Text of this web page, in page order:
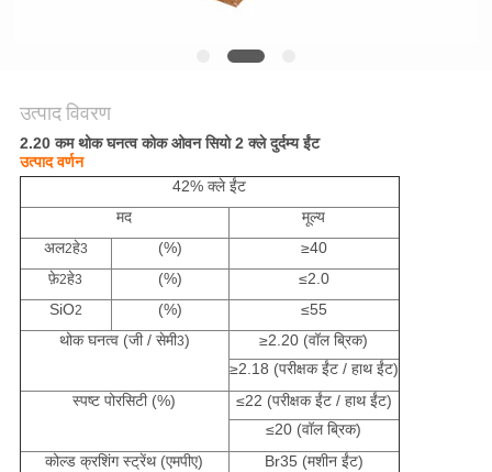
उत्पाद विवरण
2.20 कम थोक घनत्व कोक ओवन सियो 2 क्ले दुर्दम्य ईंट
उत्पाद वर्णन
42% क्ले ईंट
मद
मूल्य
अल2हे3 (%)
≥40
फ़े2हे3 (%)
≤2.0
SiO2 (%)
≤55
थोक घनत्व (जी / सेमी3)
≥2.20 (वॉल ब्रिक)
≥2.18 (परीक्षक ईंट / हाथ ईंट)
स्पष्ट पोरसिटी (%)
≤22 (परीक्षक ईंट / हाथ ईंट)
≤20 (वॉल ब्रिक)
कोल्ड क्रशिंग स्ट्रेंथ (एमपीए)
Br35 (मशीन ईंट)